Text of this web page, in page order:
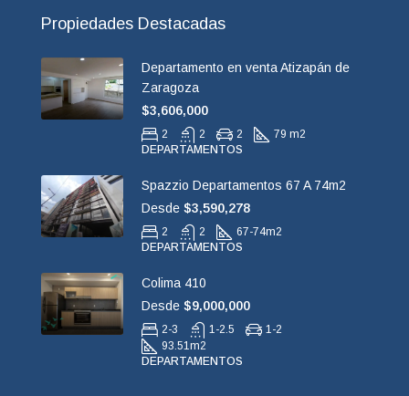
Propiedades Destacadas
Departamento en venta Atizapán de
Zaragoza
$3,606,000
2 2 2
79 m2
DEPARTAMENTOS
Spazzio Departamentos 67 A 74m2
Desde $3,590,278
2 2 67-74m2
DEPARTAMENTOS
Colima 410
Desde $9,000,000
2-3 1-2.5
1-2
93.51m2
DEPARTAMENTOS